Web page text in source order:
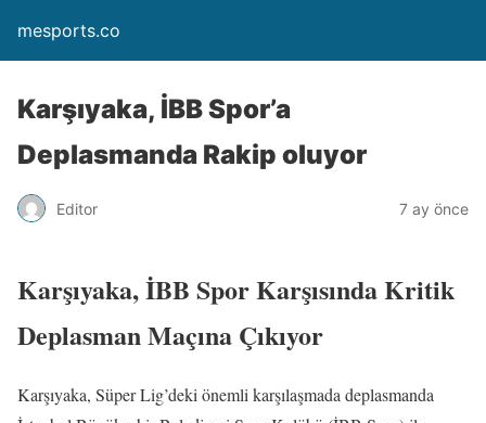
mesports.co
Karşıyaka, İBB Spor’a
Deplasmanda Rakip oluyor
Editor 7 ay önce
Karşıyaka, İBB Spor Karşısında Kritik
Deplasman Maçına Çıkıyor
Karşıyaka, Süper Lig’deki önemli karşılaşmada deplasmanda